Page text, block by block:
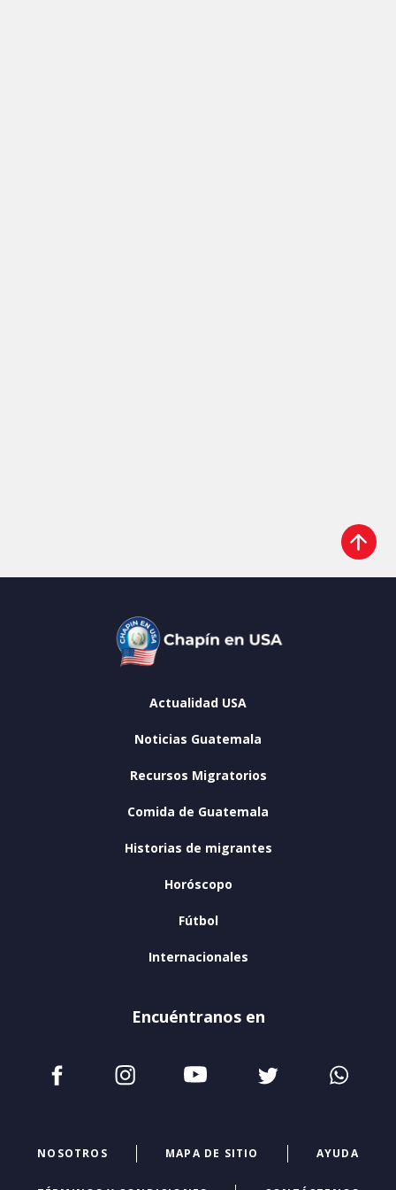
Actualidad USA
Noticias Guatemala
Recursos Migratorios
Comida de Guatemala
Historias de migrantes
Horóscopo
Fútbol
Internacionales
Encuéntranos en
NOSOTROS MAPA DE SITIO AYUDA